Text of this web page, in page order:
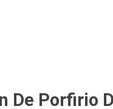
De Porfirio